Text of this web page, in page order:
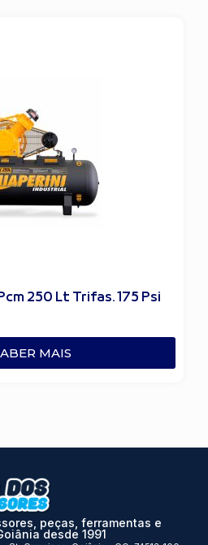
250 Lt Trifas. 175 Psi
MAIS
peças, ferramentas e
desde 1991